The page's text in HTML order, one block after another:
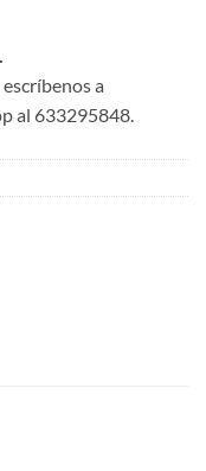
a
al 633295848.